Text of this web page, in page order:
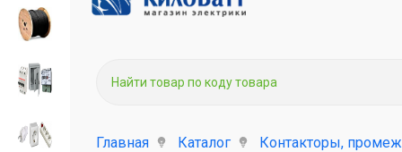
Главная Каталог Контакторы,